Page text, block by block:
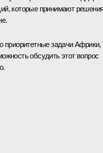
которые принимают
приоритетные задачи Африки,
обсудить этот вопрос